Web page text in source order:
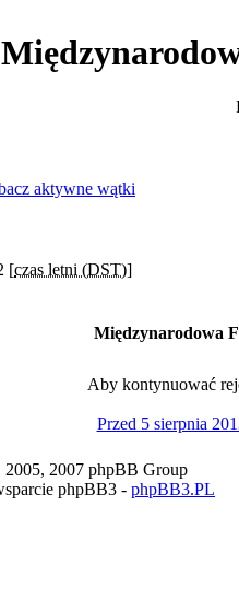
aktywne wątki
[czas letni (DST)]
Międzynarodowa
Aby kontynuować
Przed 5 sierpnia
2007 phpBB Group
phpBB3 - phpBB3.PL